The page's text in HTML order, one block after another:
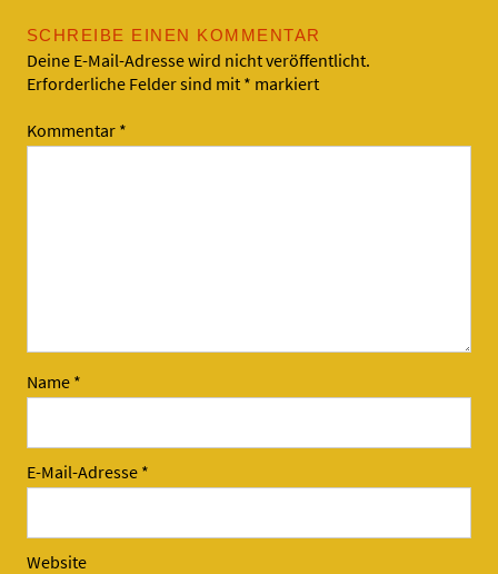
SCHREIBE EINEN KOMMENTAR
Deine E-Mail-Adresse wird nicht veröffentlicht.
Erforderliche Felder sind mit * markiert
Kommentar *
Name *
E-Mail-Adresse *
Website